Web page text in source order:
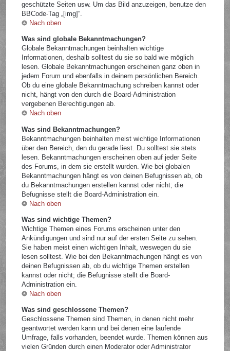
geschützte Seiten usw. Um das Bild anzuzeigen, benutze den
BBCode-Tag „[img]“.
Nach oben
Was sind globale Bekanntmachungen?
Globale Bekanntmachungen beinhalten wichtige
Informationen, deshalb solltest du sie so bald wie möglich
lesen. Globale Bekanntmachungen erscheinen ganz oben in
jedem Forum und ebenfalls in deinem persönlichen Bereich.
Ob du eine globale Bekanntmachung schreiben kannst oder
nicht, hängt von den durch die Board-Administration
vergebenen Berechtigungen ab.
Nach oben
Was sind Bekanntmachungen?
Bekanntmachungen beinhalten meist wichtige Informationen
über den Bereich, den du gerade liest. Du solltest sie stets
lesen. Bekanntmachungen erscheinen oben auf jeder Seite
des Forums, in dem sie erstellt wurden. Wie bei globalen
Bekanntmachungen hängt es von deinen Befugnissen ab, ob
du Bekanntmachungen erstellen kannst oder nicht; die
Befugnisse stellt die Board-Administration ein.
Nach oben
Was sind wichtige Themen?
Wichtige Themen eines Forums erscheinen unter den
Ankündigungen und sind nur auf der ersten Seite zu sehen.
Sie haben meist einen wichtigen Inhalt, weswegen du sie
lesen solltest. Wie bei den Bekanntmachungen hängt es von
deinen Befugnissen ab, ob du wichtige Themen erstellen
kannst oder nicht; die Befugnisse stellt die Board-
Administration ein.
Nach oben
Was sind geschlossene Themen?
Geschlossene Themen sind Themen, in denen nicht mehr
geantwortet werden kann und bei denen eine laufende
Umfrage, falls vorhanden, beendet wurde. Themen können aus
vielen Gründen durch einen Moderator oder Administrator